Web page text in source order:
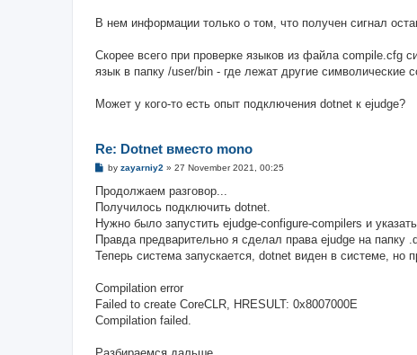
В нем информации только о том, что получен сигнал
Скорее всего при проверке языков из файла compile.cfg
язык в папку /user/bin - где лежат другие символические
Может у кого-то есть опыт подключения dotnet к ejudge?
Re: Dotnet вместо mono
P
s
t
by zayarniy2 » 27 November 2021, 00:25
Продолжаем разговор...
Получилось подключить dotnet.
Нужно было запустить ejudge-configure-compilers и
Правда предварительно я сделал права ejudge на папку
Теперь система запускается, dotnet виден в системе, но
Compilation error
Failed to create CoreCLR, HRESULT: 0x8007000E
Compilation failed.
Разбираемся дальше